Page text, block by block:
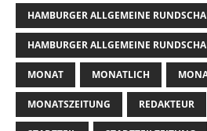
HAMBURGER ALLGEMEINE
HAMBURGER ALLGEMEINE
MONAT MONATLICH
MONATSZEITUNG REDAKTEUR